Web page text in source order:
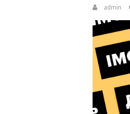
admin